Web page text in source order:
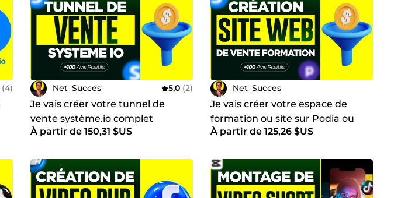
(4) Net_Succes 5,0 (2)
Je vais créer votre tunnel de
vente système.io complet
À partir de 150,31 $US
Net_Succes
Je vais créer votre espace de
formation ou site sur Podia ou
Systeme.io
À partir de 125,26 $US